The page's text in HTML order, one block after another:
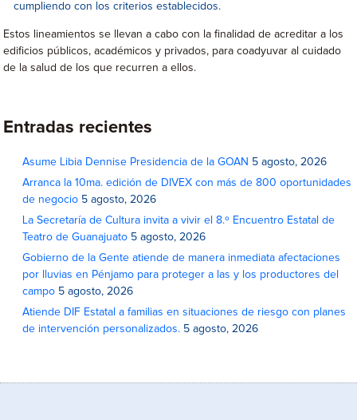
cumpliendo con los criterios establecidos.
Estos lineamientos se llevan a cabo con la finalidad de acreditar a los
edificios públicos, académicos y privados, para coadyuvar al cuidado
de la salud de los que recurren a ellos.
Entradas recientes
Asume Libia Dennise Presidencia de la GOAN 5 agosto, 2026
Arranca la 10ma. edición de DIVEX con más de 800 oportunidades
de negocio 5 agosto, 2026
La Secretaría de Cultura invita a vivir el 8.º Encuentro Estatal de
Teatro de Guanajuato 5 agosto, 2026
Gobierno de la Gente atiende de manera inmediata afectaciones
por lluvias en Pénjamo para proteger a las y los productores del
campo 5 agosto, 2026
Atiende DIF Estatal a familias en situaciones de riesgo con planes
de intervención personalizados. 5 agosto, 2026